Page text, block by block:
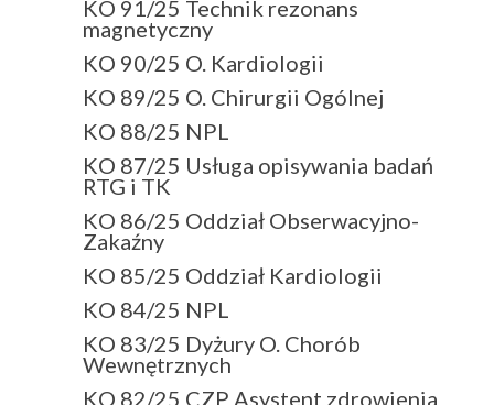
KO 91/25 Technik rezonans
magnetyczny
KO 90/25 O. Kardiologii
KO 89/25 O. Chirurgii Ogólnej
KO 88/25 NPL
KO 87/25 Usługa opisywania badań
RTG i TK
KO 86/25 Oddział Obserwacyjno-
Zakaźny
KO 85/25 Oddział Kardiologii
KO 84/25 NPL
KO 83/25 Dyżury O. Chorób
Wewnętrznych
KO 82/25 CZP Asystent zdrowienia